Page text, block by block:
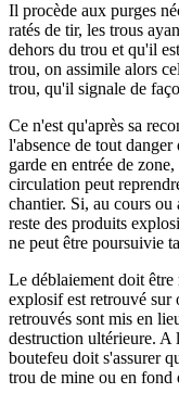
Il procède aux purges
ratés de tir, les trous
dehors du trou et qu'il
trou, on assimile alors
trou, qu'il signale de
Ce n'est qu'après sa
l'absence de tout
garde en entrée de
circulation peut
chantier. Si, au cours ou
reste des produits
ne peut être poursuivie
Le déblaiement doit
explosif est retrouvé sur
retrouvés sont mis en
destruction ultérieure. A
boutefeu doit s'assurer
trou de mine ou en fond